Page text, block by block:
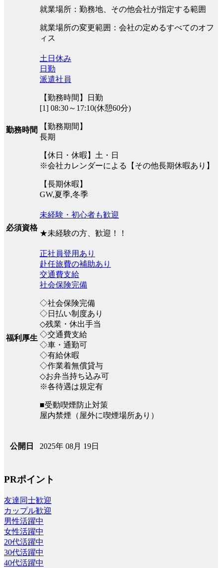
就業場所：勤務地、その他会社が指定する範囲
就業場所の変更範囲：会社の定めるすべてのオフ
ィス
勤務時間
土日休み
日勤
派遣社員
【勤務時間】日勤
[1] 08:30～17:10(休憩60分)
【勤務期間】
長期
【休日・休暇】土・日
※会社カレンダーによる【その他長期休暇あり】
【長期休暇】
GW,夏季,冬季
必須資格
未経験・初心者も歓迎
★未経験の方、歓迎！！
福利厚生
正社員登用あり
赴任旅費の補助あり
交通費支給
社会保険完備
◇社会保険完備
◇日払い制度あり
◇残業・休出手当
◇交通費支給
◇車・通勤可
◇有給休暇
◇作業着無償貸与
◇お弁当持ち込み可
※各待遇は規定有
■受動喫煙防止対策
屋内禁煙（屋外に喫煙場所あり）
公開日 2025年 08月 19日
PRポイント
友達同士歓迎
カップル歓迎
男性活躍中
女性活躍中
20代活躍中
30代活躍中
40代活躍中